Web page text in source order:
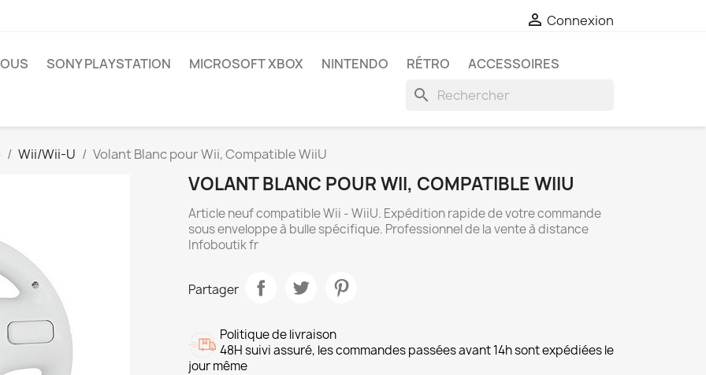
 Connexion
SONY PLAYSTATION MICROSOFT XBOX NINTENDO RÉTRO ACCESSOIRES
search
Wii/Wii-U Volant Blanc pour Wii, Compatible WiiU
VOLANT BLANC POUR WII, COMPATIBLE WIIU
Article neuf compatible Wii - WiiU. Expédition rapide de votre commande
sous enveloppe à bulle spécifique. Professionnel de la vente à distance
Infoboutik fr
Partager
Politique de livraison
48H suivi assuré, les commandes passées avant 14h sont expédiées le
jour même